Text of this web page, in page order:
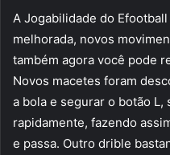
A Jogabilidade do
melhorada, novos
também agora você pode
Novos macetes foram
a bola e segurar o botão L,
rapidamente, fazendo
e passa. Outro drible